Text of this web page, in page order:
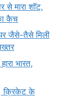
से मारा शॉट,
कैच
जैसे-तैसे मिली
भारत,
क्रिकेट के